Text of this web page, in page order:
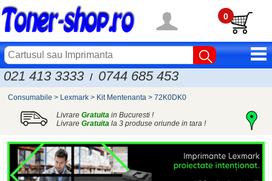
0
021 413 3333 / 0744 685 453
Consumabile > Lexmark > Kit Mentenanta > 72K0DK0
Livrare Gratuitain Bucuresti !
Livrare Gratuitala 3 produse oriunde in tara !